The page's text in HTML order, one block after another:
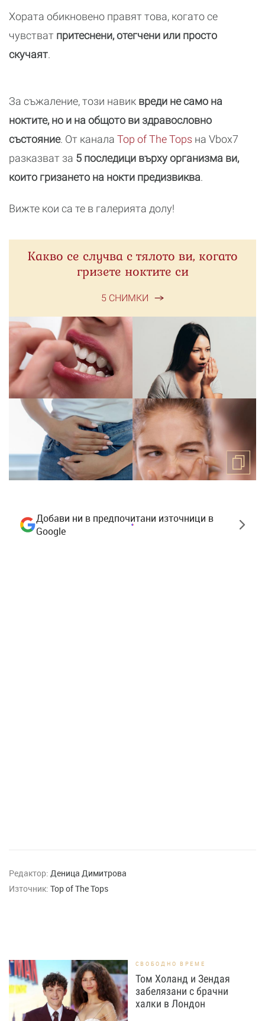
Хората обикновено правят това, когато се
чувстват притеснени, отегчени или просто
скучаят.
За съжаление, този навик вреди не само на
ноктите, но и на общото ви здравословно
състояние. От канала Top of The Tops на Vbox7
разказват за 5 последици върху организма ви,
които гризането на нокти предизвиква.
Вижте кои са те в галерията долу!
Какво се случва с тялото ви, когато
гризете ноктите си
5 СНИМКИ
Добави ни в предпочитани източници в
Google
Редактор: Деница Димитрова
Източник: Top of The Tops
СВОБОДНО ВРЕМЕ
Том Холанд и Зендая
забелязани с брачни
халки в Лондон